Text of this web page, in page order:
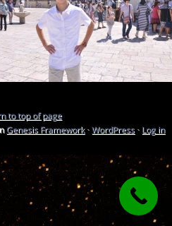
to top of page
Genesis Framework·WordPress· Log in